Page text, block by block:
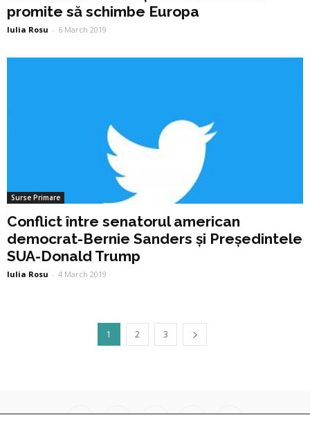
promite să schimbe Europa
Iulia Rosu - 6 March 2019
Surse Primare
Conflict între senatorul american
democrat-Bernie Sanders și Președintele
SUA-Donald Trump
Iulia Rosu - 4 March 2019
1 2 3